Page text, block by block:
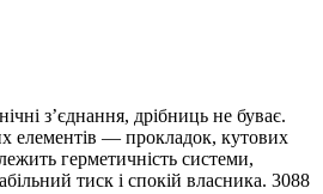
з’єднання, дрібниць не буває.
елементів — прокладок, кутових
герметичність системи,
тиск і спокій власника. 3088